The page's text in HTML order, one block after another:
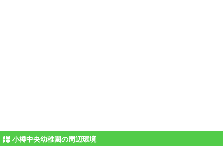
小樽中央幼稚園の周辺環境